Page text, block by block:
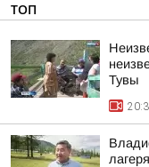
ТОП
Тувы